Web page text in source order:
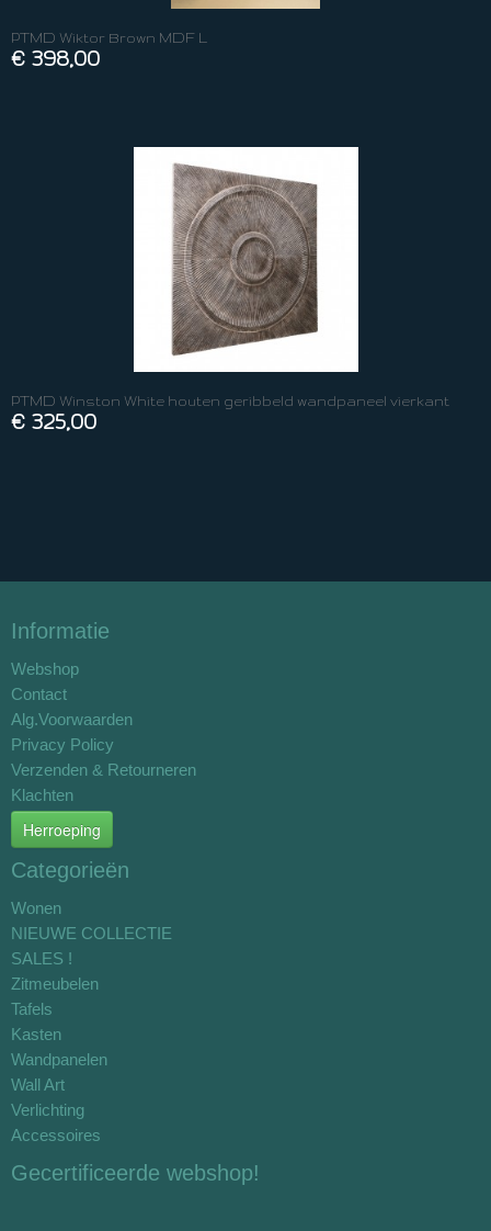
PTMD Wiktor Brown MDF L
€ 398,00
PTMD Winston White houten geribbeld wandpaneel vierkant
€ 325,00
Informatie
Webshop
Contact
Alg.Voorwaarden
Privacy Policy
Verzenden & Retourneren
Klachten
Herroeping
Categorieën
Wonen
NIEUWE COLLECTIE
SALES !
Zitmeubelen
Tafels
Kasten
Wandpanelen
Wall Art
Verlichting
Accessoires
Gecertificeerde webshop!